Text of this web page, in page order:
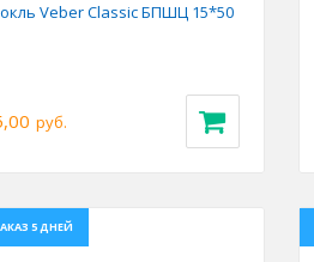
Veber Classic БПШЦ 15*50
руб.
5 ДНЕЙ